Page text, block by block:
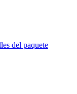
del paquete